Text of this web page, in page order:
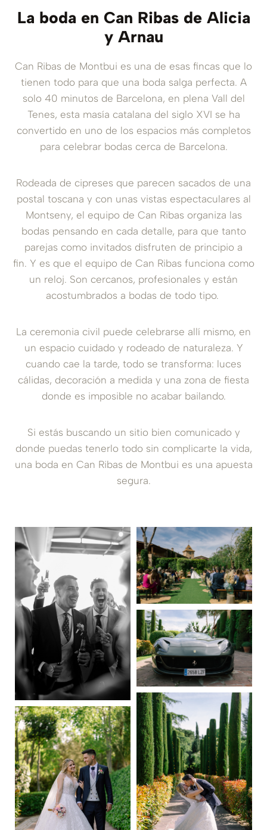
La boda en Can Ribas de Alicia
y Arnau
Can Ribas de Montbui es una de esas fincas que lo
tienen todo para que una boda salga perfecta. A
solo 40 minutos de Barcelona, en plena Vall del
Tenes, esta masía catalana del siglo XVI se ha
convertido en uno de los espacios más completos
para celebrar bodas cerca de Barcelona.
Rodeada de cipreses que parecen sacados de una
postal toscana y con unas vistas espectaculares al
Montseny, el equipo de Can Ribas organiza las
bodas pensando en cada detalle, para que tanto
parejas como invitados disfruten de principio a
fin. Y es que el equipo de Can Ribas funciona como
un reloj. Son cercanos, profesionales y están
acostumbrados a bodas de todo tipo.
La ceremonia civil puede celebrarse allí mismo, en
un espacio cuidado y rodeado de naturaleza. Y
cuando cae la tarde, todo se transforma: luces
cálidas, decoración a medida y una zona de fiesta
donde es imposible no acabar bailando.
Si estás buscando un sitio bien comunicado y
donde puedas tenerlo todo sin complicarte la vida,
una boda en Can Ribas de Montbui es una apuesta
segura.